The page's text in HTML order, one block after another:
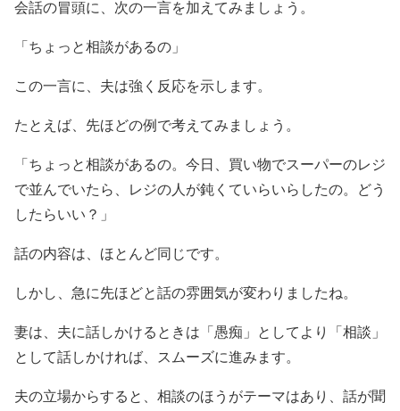
会話の冒頭に、次の一言を加えてみましょう。
「ちょっと相談があるの」
この一言に、夫は強く反応を示します。
たとえば、先ほどの例で考えてみましょう。
「ちょっと相談があるの。今日、買い物でスーパーのレジ
で並んでいたら、レジの人が鈍くていらいらしたの。どう
したらいい？」
話の内容は、ほとんど同じです。
しかし、急に先ほどと話の雰囲気が変わりましたね。
妻は、夫に話しかけるときは「愚痴」としてより「相談」
として話しかければ、スムーズに進みます。
夫の立場からすると、相談のほうがテーマはあり、話が聞